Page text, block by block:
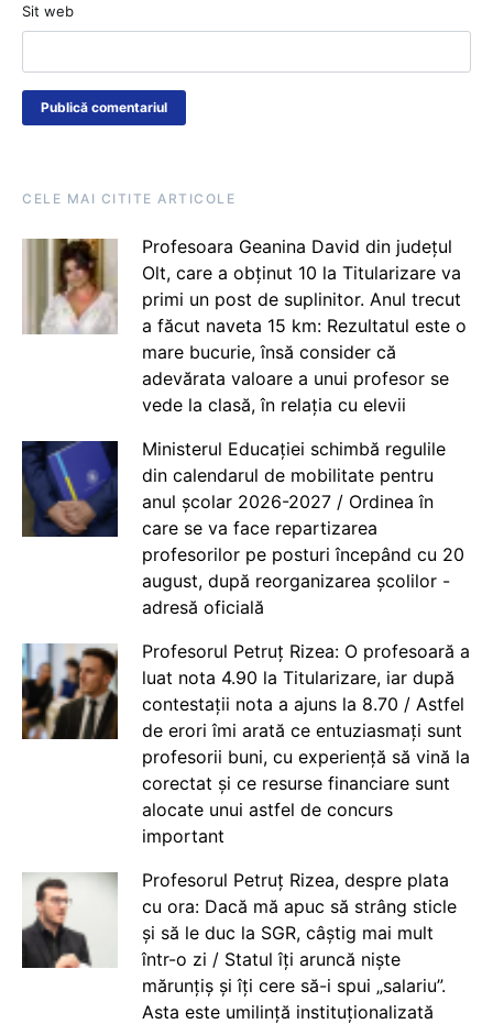
Sit web
CELE MAI CITITE ARTICOLE
Profesoara Geanina David din județul
Olt, care a obținut 10 la Titularizare va
primi un post de suplinitor. Anul trecut
a făcut naveta 15 km: Rezultatul este o
mare bucurie, însă consider că
adevărata valoare a unui profesor se
vede la clasă, în relația cu elevii
Ministerul Educației schimbă regulile
din calendarul de mobilitate pentru
anul școlar 2026-2027 / Ordinea în
care se va face repartizarea
profesorilor pe posturi începând cu 20
august, după reorganizarea școlilor -
adresă oficială
Profesorul Petruț Rizea: O profesoară a
luat nota 4.90 la Titularizare, iar după
contestații nota a ajuns la 8.70 / Astfel
de erori îmi arată ce entuziasmați sunt
profesorii buni, cu experiență să vină la
corectat și ce resurse financiare sunt
alocate unui astfel de concurs
important
Profesorul Petruț Rizea, despre plata
cu ora: Dacă mă apuc să strâng sticle
și să le duc la SGR, câștig mai mult
într-o zi / Statul îți aruncă niște
mărunțiș și îți cere să-i spui „salariu”.
Asta este umilință instituționalizată